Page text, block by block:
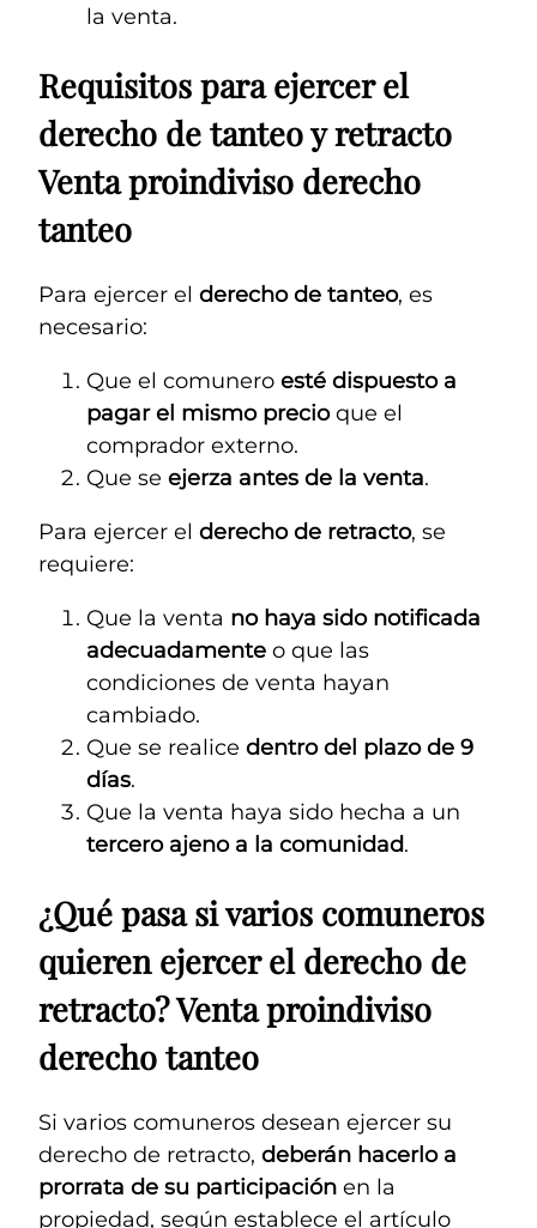
la venta.
Requisitos para ejercer el
derecho de tanteo y retracto
Venta proindiviso derecho
tanteo
Para ejercer el derecho de tanteo, es
necesario:
Que el comunero esté dispuesto a
pagar el mismo precioque el
comprador externo.
Que se ejerza antes de la venta.
Para ejercer el derecho de retracto, se
requiere:
Que la venta no haya sido notificada
adecuadamente o que las
condiciones de venta hayan
cambiado.
Que se realice dentro del plazo de 9
días.
Que la venta haya sido hecha a un
tercero ajeno a la comunidad.
¿Qué pasa si varios comuneros
quieren ejercer el derecho de
retracto? Venta proindiviso
derecho tanteo
Si varios comuneros desean ejercer su
derecho de retracto, deberán hacerlo a
prorrata de su participación en la
propiedad, según establece el artículo